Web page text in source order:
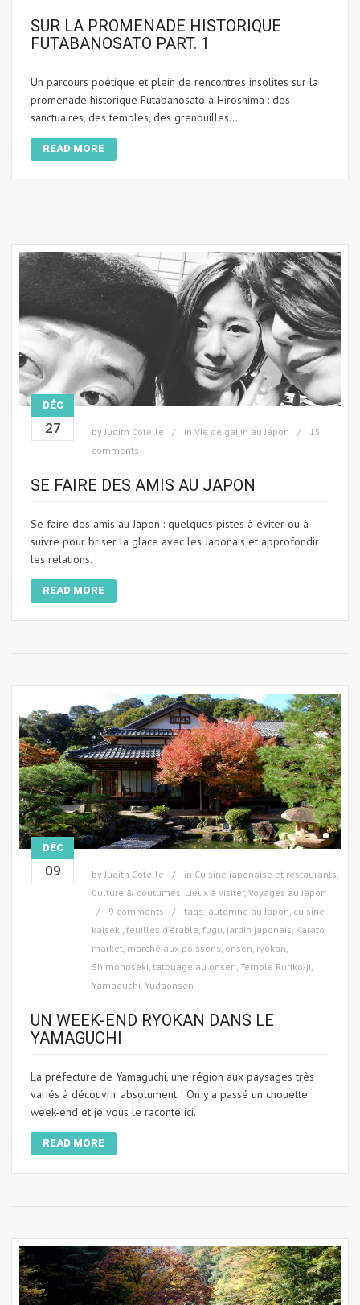
SUR LA PROMENADE HISTORIQUE
FUTABANOSATO PART. 1
Un parcours poétique et plein de rencontres insolites sur la
promenade historique Futabanosato à Hiroshima : des
sanctuaires, des temples, des grenouilles...
READ MORE
DÉC
27 byJudith Cotelle in Vie de gaijin au Japon
15
comments
SE FAIRE DES AMIS AU JAPON
Se faire des amis au Japon : quelques pistes à éviter ou à
suivre pour briser la glace avec les Japonais et approfondir
les relations.
READ MORE
DÉC
09 by Judith Cotelle in Cuisine japonaise et restaurants
Culture & coutumes Lieux à visiter, Voyages au Japon
9 comments
tags: automne au Japon cuisine
kaiseki feuilles d'érable fugu jardin japonais Karato
market marché aux poissons onsen ryokan
Shimonoseki tatouage au onsen Temple Ruriko-ji
Yamaguchi Yudaonsen
UN WEEK-END RYOKAN DANS LE
YAMAGUCHI
La préfecture de Yamaguchi, une région aux paysages très
variés à découvrir absolument ! On y a passé un chouette
week-end et je vous le raconte ici.
READ MORE